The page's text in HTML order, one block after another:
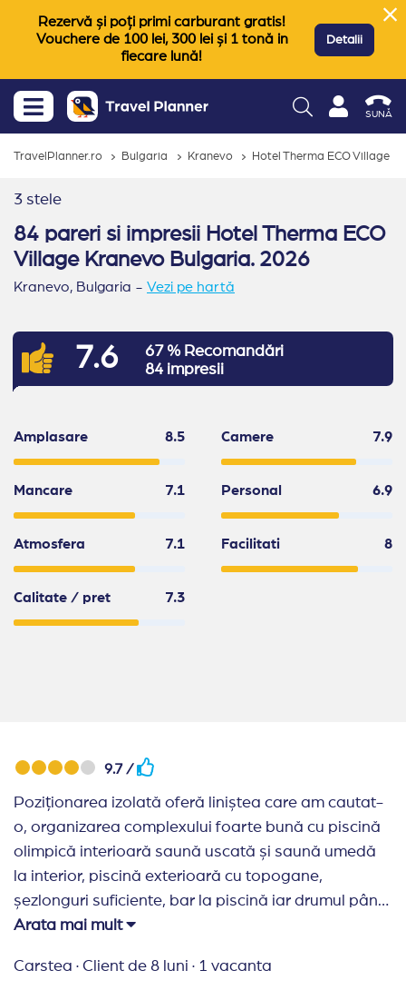
Rezervă și poți primi carburant gratis!
Vouchere de 100 lei, 300 lei și 1 tonă in
fiecare lună!
Detalii
SUNĂ
TravelPlanner.ro Bulgaria Kranevo Hotel Therma ECO Village
3 stele
84 pareri si impresii Hotel Therma ECO
Village Kranevo Bulgaria. 2026
Kranevo, Bulgaria - Vezi pe hartă
7.6
67 % Recomandări
84 impresii
Amplasare 8.5 Camere 7.9
Mancare 7.1 Personal 6.9
Atmosfera 7.1 Facilitati 8
Calitate / pret 7.3
9.7 /
Poziționarea izolată oferă liniștea care am cautat-
o, organizarea complexului foarte bună cu piscină
olimpică interioară saună uscată și saună umedă
la interior, piscină exterioară cu topogane,
șezlonguri suficiente, bar la piscină iar drumul până
la plajă este încântător printre vilele și grădinile
lină șezlonguri și umbrele gratuite pentru oaspeții
Arata mai mult
Carstea · Client de 8 luni · 1 vacanta